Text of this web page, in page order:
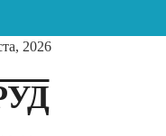
2026